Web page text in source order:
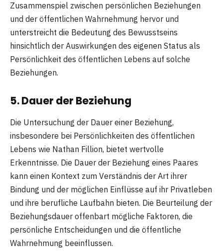
Zusammenspiel zwischen persönlichen Beziehungen
und der öffentlichen Wahrnehmung hervor und
unterstreicht die Bedeutung des Bewusstseins
hinsichtlich der Auswirkungen des eigenen Status als
Persönlichkeit des öffentlichen Lebens auf solche
Beziehungen.
5. Dauer der Beziehung
Die Untersuchung der Dauer einer Beziehung,
insbesondere bei Persönlichkeiten des öffentlichen
Lebens wie Nathan Fillion, bietet wertvolle
Erkenntnisse. Die Dauer der Beziehung eines Paares
kann einen Kontext zum Verständnis der Art ihrer
Bindung und der möglichen Einflüsse auf ihr Privatleben
und ihre berufliche Laufbahn bieten. Die Beurteilung der
Beziehungsdauer offenbart mögliche Faktoren, die
persönliche Entscheidungen und die öffentliche
Wahrnehmung beeinflussen.